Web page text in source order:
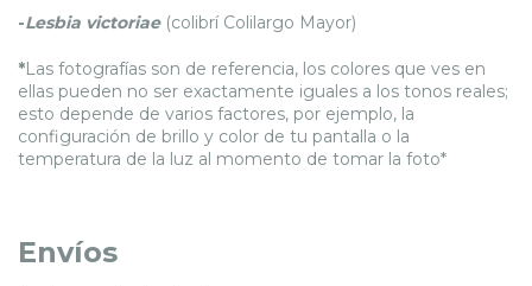
-Lesbia victoriae(colibrí Colilargo Mayor)
*Las fotografías son de referencia, los colores que ves en
ellas pueden no ser exactamente iguales a los tonos reales;
esto depende de varios factores, por ejemplo, la
configuración de brillo y color de tu pantalla o la
temperatura de la luz al momento de tomar la foto*
Envíos